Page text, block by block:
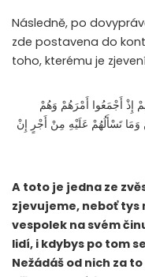
Následně, po
zde postavena do
toho, kterému je
إِذْ أَجْمَعُوا أَمْرَهُمْ وَهُمْ
تَسْأَلُهُمْ عَلَيْهِ مِنْ أَجْرٍ إِنْ
A toto je jedna ze
zjevujeme, neboť tys
vespolek na svém
lidí, i kdybys po tom
Nežádáš od nich za